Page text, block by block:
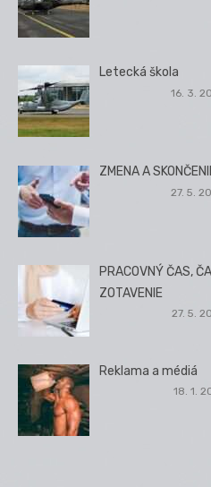
Letecká škola
16. 3.
ZMENA A
27. 5.
PRACOVNÝ ČAS,
ZOTAVENIE
27. 5.
Reklama a médiá
18. 1.